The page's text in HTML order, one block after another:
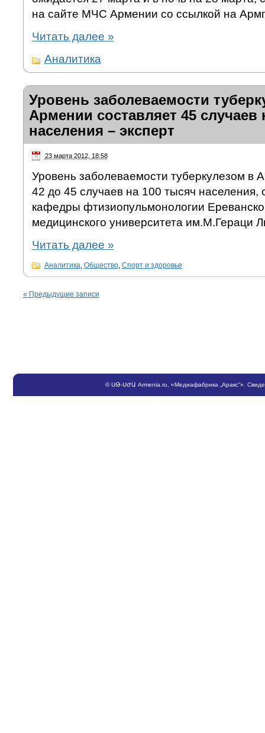
на сайте МЧС Армении со ссылкой на
Читать далее »
Аналитика
Уровень заболеваемости
Армении составляет 45 случаев
населения – эксперт
23 марта 2012, 18:58
Уровень заболеваемости туберкулезом в
42 до 45 случаев на 100 тысяч населения,
кафедры фтизиопульмонологии
медицинского университета им.М.Гераци
Читать далее »
Аналитика, Общество, Спорт и здоровье
« Предыдущие записи
©ՍԹ-ՍԺԱ Armenia.ru , «Медиафабрика „Аракс“».